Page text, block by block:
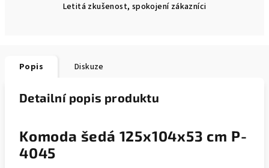
Letitá zkušenost, spokojení zákazníci
Popis Diskuze
Detailní popis produktu
Komoda šedá 125x104x53 cm P-
4045